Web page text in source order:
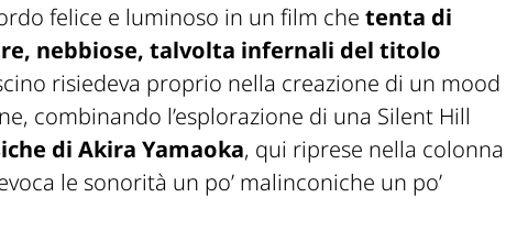
felice e luminoso in un film che tenta di
nebbiose, talvolta infernali del titolo
risiedeva proprio nella creazione di un mood
combinando l’esplorazione di una Silent Hill
di Akira Yamaoka, qui riprese nella colonna
le sonorità un po’ malinconiche un po’